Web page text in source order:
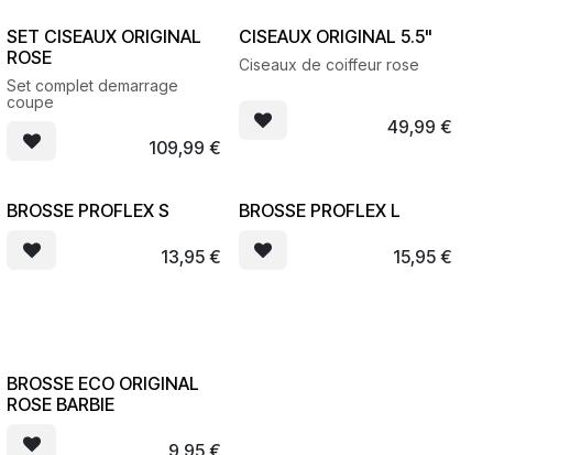
SET CISEAUX ORIGINAL
ROSE
Set complet demarrage
coupe
109,99 €
CISEAUX ORIGINAL 5.5"
Ciseaux de coiffeur rose
49,99 €
BROSSE PROFLEX S
13,95€
BROSSE PROFLEX L
15,95€
BROSSE ECO ORIGINAL
ROSE BARBIE